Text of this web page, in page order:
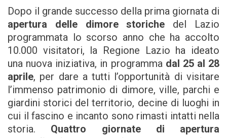
Dopo il grande successo della prima giornata di
apertura delle dimore storiche del Lazio
programmata lo scorso anno che ha accolto
10.000 visitatori, la Regione Lazio ha ideato
una nuova iniziativa, in programma dal 25 al 28
aprile, per dare a tutti l’opportunità di visitare
l’immenso patrimonio di dimore, ville, parchi e
giardini storici del territorio, decine di luoghi in
cui il fascino e incanto sono rimasti intatti nella
storia. Quattro giornate di apertura